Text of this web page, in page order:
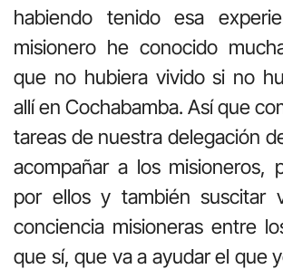
habiendo tenido esa
misionero he conocido
que no hubiera vivido si no
allí en Cochabamba. Así que
tareas de nuestra delegación
acompañar a los misioneros,
por ellos y también suscitar
conciencia misioneras entre
que sí, que va a ayudar el que